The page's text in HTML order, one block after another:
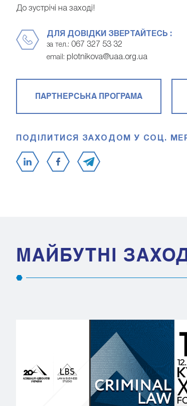
До зустрічі на заході!
ДЛЯ ДОВІДКИ ЗВЕРТАЙТЕСЬ :
за тел.: 067 327 53 32
email: plotnikova@uaa.org.ua
ПАРТНЕРСЬКА ПРОГРАМА
ПОДІЛИТИСЯ ЗАХОДОМ У СОЦ.
МАЙБУТНІ